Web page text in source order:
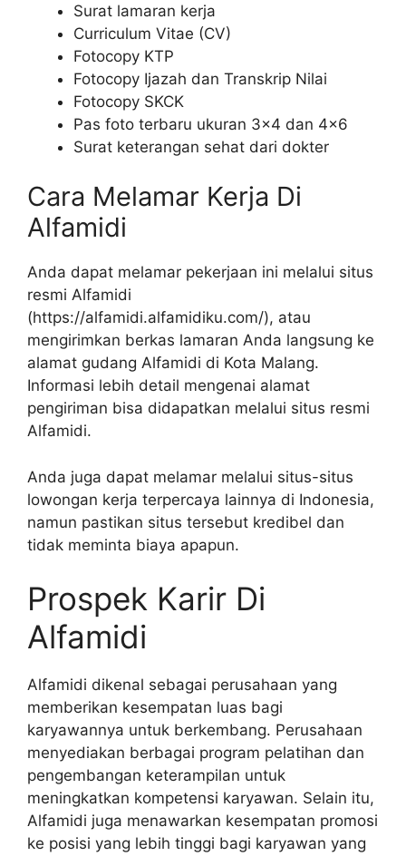
Surat lamaran kerja
Curriculum Vitae (CV)
Fotocopy KTP
Fotocopy Ijazah dan Transkrip Nilai
Fotocopy SKCK
Pas foto terbaru ukuran 3×4 dan 4×6
Surat keterangan sehat dari dokter
Cara Melamar Kerja Di
Alfamidi
Anda dapat melamar pekerjaan ini melalui situs
resmi Alfamidi
(https://alfamidi.alfamidiku.com/), atau
mengirimkan berkas lamaran Anda langsung ke
alamat gudang Alfamidi di Kota Malang.
Informasi lebih detail mengenai alamat
pengiriman bisa didapatkan melalui situs resmi
Alfamidi.
Anda juga dapat melamar melalui situs-situs
lowongan kerja terpercaya lainnya di Indonesia,
namun pastikan situs tersebut kredibel dan
tidak meminta biaya apapun.
Prospek Karir Di
Alfamidi
Alfamidi dikenal sebagai perusahaan yang
memberikan kesempatan luas bagi
karyawannya untuk berkembang. Perusahaan
menyediakan berbagai program pelatihan dan
pengembangan keterampilan untuk
meningkatkan kompetensi karyawan. Selain itu,
Alfamidi juga menawarkan kesempatan promosi
ke posisi yang lebih tinggi bagi karyawan yang